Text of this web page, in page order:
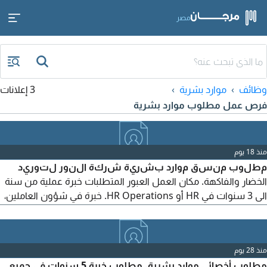
مصر
وظائف
موارد بشرية
فرص عمل مطلوب موارد بشرية
3 إعلانات
منذ 18 يوم
مطلوب منسق موارد بشرية شركة النور لتوريد
الخضار والفاكهة. مكان العمل العبور المتطلبات خبرة عملية من سنة
الى 3 سنوات في HR أو HR Operations. خبرة في شؤون العاملين،
منذ 28 يوم